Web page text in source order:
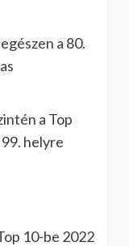
a 80.
a Top
helyre
10-be 2022